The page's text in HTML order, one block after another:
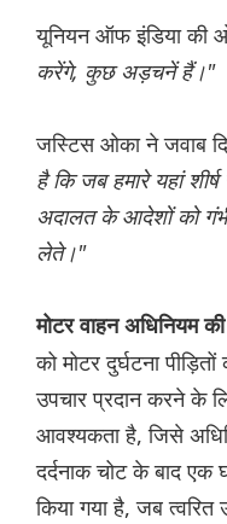
यूनियन ऑफ इंडिया की
करेंगे, कुछ अड़चनें हैं।"
जस्टिस ओका ने जवाब
है कि जब हमारे यहां
अदालत के आदेशों को
लेते।"
मोटर वाहन अधिनियम
को मोटर दुर्घटना
उपचार प्रदान करने के
आवश्यकता है, जिसे
दर्दनाक चोट के बाद एक
किया गया है, जब